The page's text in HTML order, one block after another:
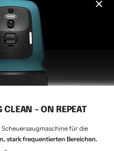
CLEAN - ON REPEAT
für die
stark frequentierten Bereichen.
AG - seit 1924